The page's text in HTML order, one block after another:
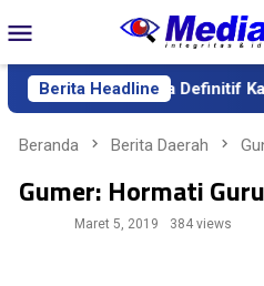
ke
kontenMobile
Berita Headline
Sekda Definitif Kalteng,
Beranda Berita Daerah
Gumer: Hormati
Maret 5, 2019 384 views